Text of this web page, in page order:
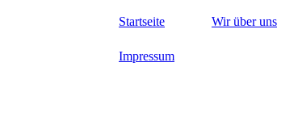
Startseite Wir über uns
Impressum